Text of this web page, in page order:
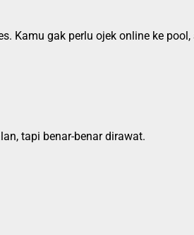
Kamu gak perlu ojek online ke
tapi benar-benar dirawat.